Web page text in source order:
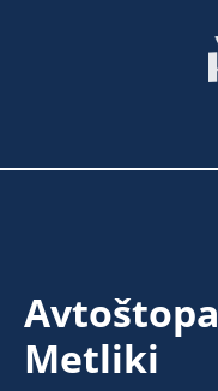
Metliki